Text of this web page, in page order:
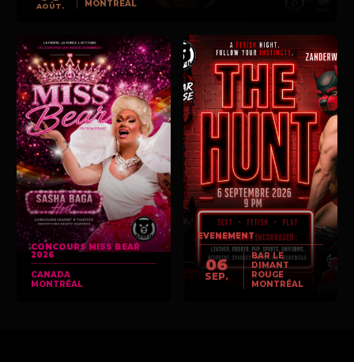
AOÛT.
MONTRÉAL
CONCOURS MISS BEAR
2026
CANADA
MONTRÉAL
EVENEMENT
06
SEP.
BAR LE
DIMANT
ROUGE
MONTRÉAL